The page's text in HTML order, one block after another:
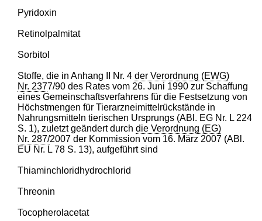
Pyridoxin
Retinolpalmitat
Sorbitol
Stoffe, die in Anhang II Nr. 4der Verordnung (EWG)
Nr. 2377/90 des Rates vom 26. Juni 1990 zur Schaffung
eines Gemeinschaftsverfahrens für die Festsetzung von
Höchstmengen für Tierarzneimittelrückstände in
Nahrungsmitteln tierischen Ursprungs (ABl. EG Nr. L 224
S. 1), zuletzt geändert durchdie Verordnung (EG)
Nr. 287/2007 der Kommission vom 16. März 2007 (ABl.
EU Nr. L 78 S. 13), aufgeführt sind
Thiaminchloridhydrochlorid
Threonin
Tocopherolacetat